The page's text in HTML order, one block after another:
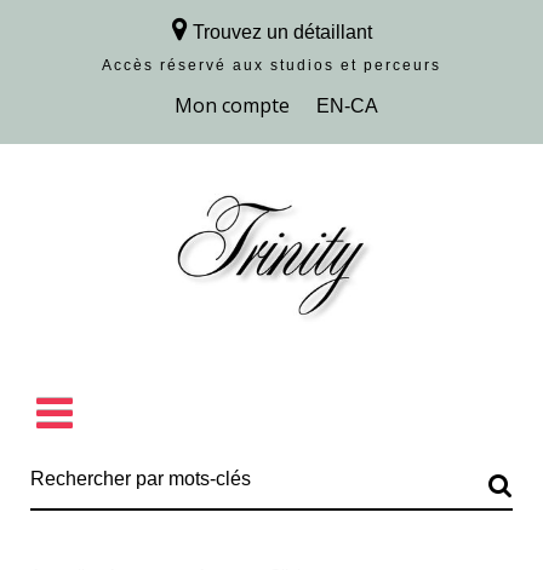
Trouvez un détaillant
Accès réservé aux studios et perceurs
Découvrir la collection